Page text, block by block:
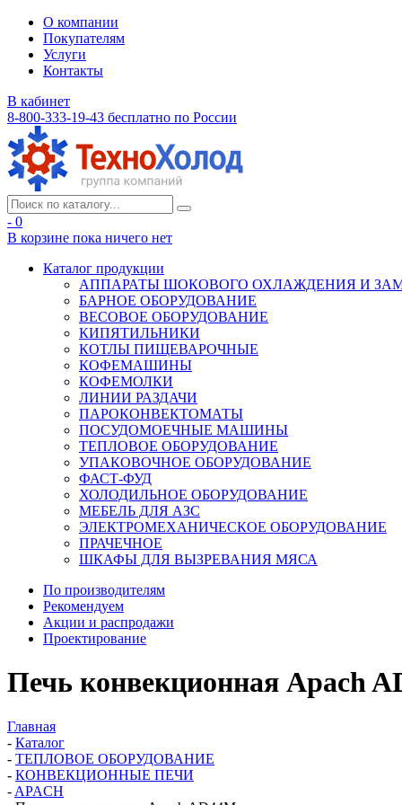
О компании
Покупателям
Услуги
Контакты
В кабинет
8-800-333-19-43 бесплатно по России
- 0
В корзине пока ничего нет
Каталог продукции
АППАРАТЫ ШОКОВОГО ОХЛАЖДЕНИЯ И
БАРНОЕ ОБОРУДОВАНИЕ
ВЕСОВОЕ ОБОРУДОВАНИЕ
КИПЯТИЛЬНИКИ
КОТЛЫ ПИЩЕВАРОЧНЫЕ
КОФЕМАШИНЫ
КОФЕМОЛКИ
ЛИНИИ РАЗДАЧИ
ПАРОКОНВЕКТОМАТЫ
ПОСУДОМОЕЧНЫЕ МАШИНЫ
ТЕПЛОВОЕ ОБОРУДОВАНИЕ
УПАКОВОЧНОЕ ОБОРУДОВАНИЕ
ФАСТ-ФУД
ХОЛОДИЛЬНОЕ ОБОРУДОВАНИЕ
МЕБЕЛЬ ДЛЯ АЗС
ЭЛЕКТРОМЕХАНИЧЕСКОЕ ОБОРУДОВАНИЕ
ПРАЧЕЧНОЕ
ШКАФЫ ДЛЯ ВЫЗРЕВАНИЯ МЯСА
По производителям
Рекомендуем
Акции и распродажи
Проектирование
Печь конвекционная Apach
Главная
- Каталог
- ТЕПЛОВОЕ ОБОРУДОВАНИЕ
- КОНВЕКЦИОННЫЕ ПЕЧИ
- APACH